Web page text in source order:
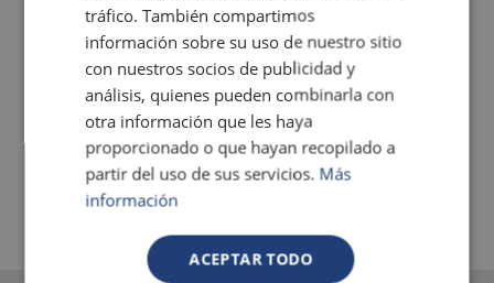
tráfico. También compartimos
información sobre su uso de nuestro sitio
con nuestros socios de publicidad y
análisis, quienes pueden combinarla con
otra información que les haya
proporcionado o que hayan recopilado a
partir del uso de sus servicios. Más
información
ACEPTAR TODO